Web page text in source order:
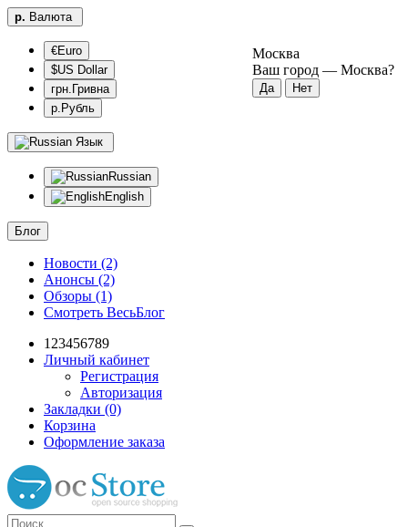
р. Валюта
€Euro
$US Dollar
грн.Гривна
р.Рубль
Язык
Russian
English
Блог
Новости (2)
Анонсы (2)
Обзоры (1)
Смотреть ВесьБлог
123456789
Личный кабинет
Регистрация
Авторизация
Закладки (0)
Корзина
Оформление заказа
Москва
Ваш город — Москва?